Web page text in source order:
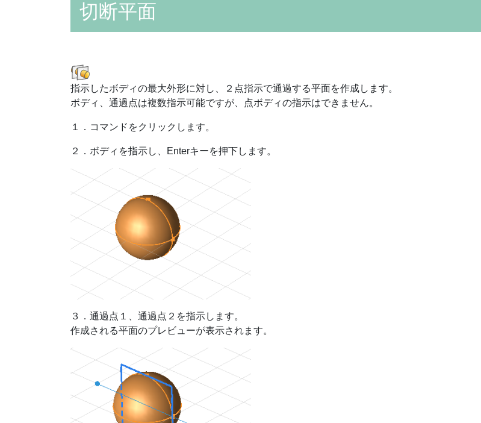
切断平面
指示したボディの最大外形に対し、２点指示で通過する平面を作成します。
ボディ、通過点は複数指示可能ですが、点ボディの指示はできません。
１．コマンドをクリックします。
２．ボディを指示し、Enterキーを押下します。
３．通過点１、通過点２を指示します。
作成される平面のプレビューが表示されます。